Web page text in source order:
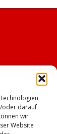
oder darauf
wir
Website